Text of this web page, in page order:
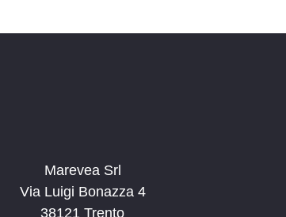
Marevea Srl
Via Luigi Bonazza 4
38121 Trento